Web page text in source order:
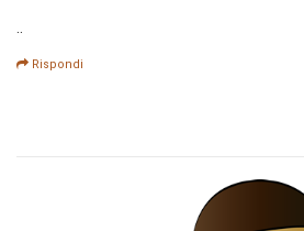
..
Rispondi